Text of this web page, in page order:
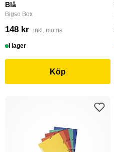
Blå
Bigso Box
148 kr inkl. moms
I lager
Köp